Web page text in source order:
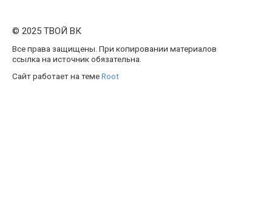
© 2025 ТВОЙ ВК
Все права защищены. При копировании материалов
ссылка на источник обязательна.
Сайт работает на темеRoot